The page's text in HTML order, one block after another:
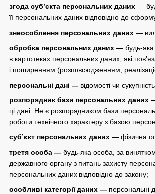
згода суб’єкта персональних даних —
її персональних даних відповідно до
знеособлення персональних даних —
обробка персональних даних — будь-яка
в картотеках персональних даних, які
і поширенням (розповсюдженням,
персональні дані — відомості чи
розпорядник бази персональних даних
ці дані. Не є розпорядником бази
роботи технічного характеру з базою
суб’єкт персональних даних — фізична
третя особа — будь-яка особа, за
державного органу з питань захисту
персональних даних відповідно до закону;
особливі категорії даних — персональні